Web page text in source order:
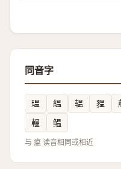
同音字
瑥 緼 辒 豱
轀
鳁
与 瘟 读音相同或相近